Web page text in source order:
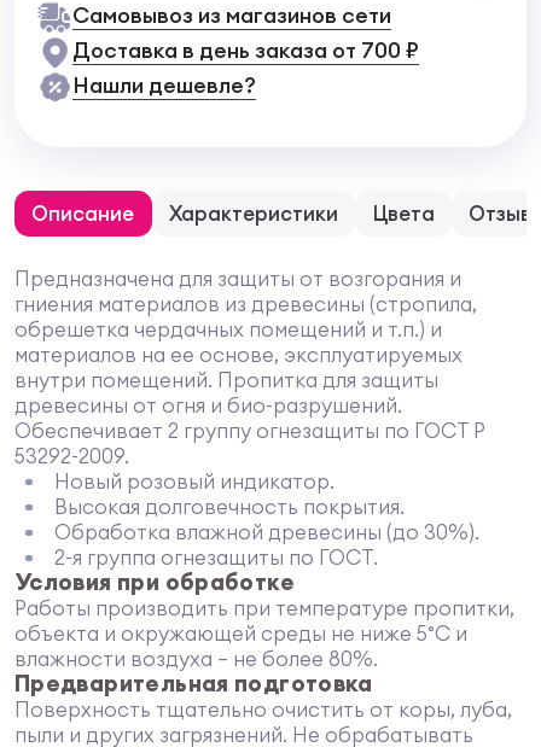
Самовывоз из магазинов сети
Доставка в день заказа от 700 ₽
Нашли дешевле?
Описание Характеристики Цвета
Предназначена для защиты от возгорания и
гниения материалов из древесины (стропила,
обрешетка чердачных помещений и т.п.) и
материалов на ее основе, эксплуатируемых
внутри помещений. Пропитка для защиты
древесины от огня и био-разрушений.
Обеспечивает 2 группу огнезащиты по ГОСТ Р
53292-2009.
Новый розовый индикатор.
Высокая долговечность покрытия.
Обработка влажной древесины (до 30%).
2-я группа огнезащиты по ГОСТ.
Условия при обработке
Работы производить при температуре пропитки,
объекта и окружающей среды не ниже 5°С и
влажности воздуха – не более 80%.
Предварительная подготовка
Поверхность тщательно очистить от коры, луба,
пыли и других загрязнений. Не обрабатывать